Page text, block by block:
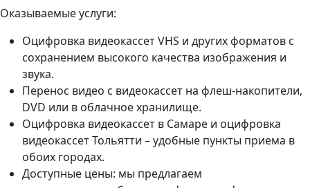
Оказываемые услуги:
Оцифровка видеокассет VHS и других форматов с
сохранением высокого качества изображения и
звука.
Перенос видео с видеокассет на флеш-накопители,
DVD или в облачное хранилище.
Оцифровка видеокассет в Самаре и оцифровка
видеокассет Тольятти – удобные пункты приема в
обоих городах.
Доступные цены: мы предлагаем